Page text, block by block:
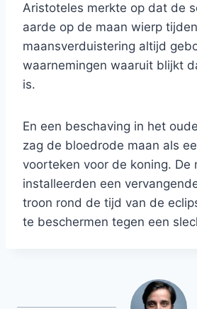
Aristoteles merkte op dat de
aarde op de maan wierp
maansverduistering altijd
waarnemingen waaruit blijkt
is.
En een beschaving in het
zag de bloedrode maan als
voorteken voor de koning. De
installeerden een
troon rond de tijd van de
te beschermen tegen een